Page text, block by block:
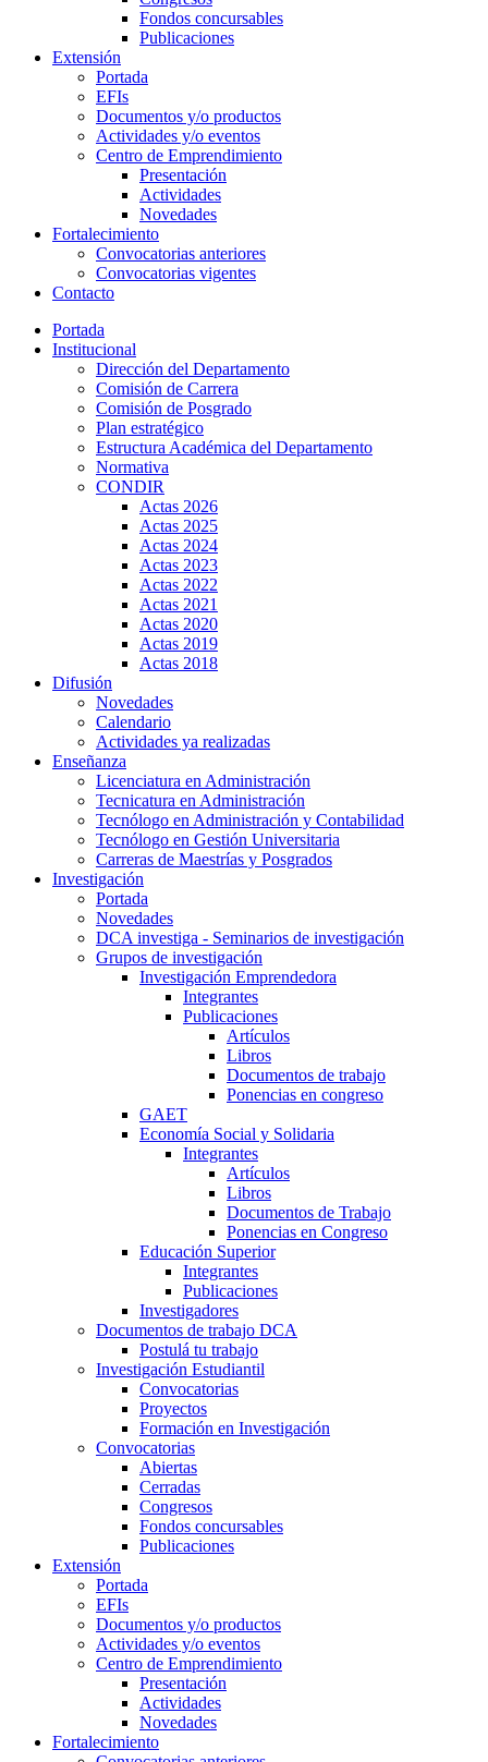
Fondos concursables
Publicaciones
Extensión
Portada
EFIs
Documentos y/o productos
Actividades y/o eventos
Centro de Emprendimiento
Presentación
Actividades
Novedades
Fortalecimiento
Convocatorias anteriores
Convocatorias vigentes
Contacto
Portada
Institucional
Dirección del Departamento
Comisión de Carrera
Comisión de Posgrado
Plan estratégico
Estructura Académica del Departamento
Normativa
CONDIR
Actas 2026
Actas 2025
Actas 2024
Actas 2023
Actas 2022
Actas 2021
Actas 2020
Actas 2019
Actas 2018
Difusión
Novedades
Calendario
Actividades ya realizadas
Enseñanza
Licenciatura en Administración
Tecnicatura en Administración
Tecnólogo en Administración y Contabilidad
Tecnólogo en Gestión Universitaria
Carreras de Maestrías y Posgrados
Investigación
Portada
Novedades
DCA investiga - Seminarios de investigación
Grupos de investigación
Investigación Emprendedora
Integrantes
Publicaciones
Artículos
Libros
Documentos de trabajo
Ponencias en congreso
GAET
Economía Social y Solidaria
Integrantes
Artículos
Libros
Documentos de Trabajo
Ponencias en Congreso
Educación Superior
Integrantes
Publicaciones
Investigadores
Documentos de trabajo DCA
Postulá tu trabajo
Investigación Estudiantil
Convocatorias
Proyectos
Formación en Investigación
Convocatorias
Abiertas
Cerradas
Congresos
Fondos concursables
Publicaciones
Extensión
Portada
EFIs
Documentos y/o productos
Actividades y/o eventos
Centro de Emprendimiento
Presentación
Actividades
Novedades
Fortalecimiento